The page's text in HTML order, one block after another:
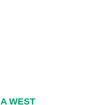
WEST